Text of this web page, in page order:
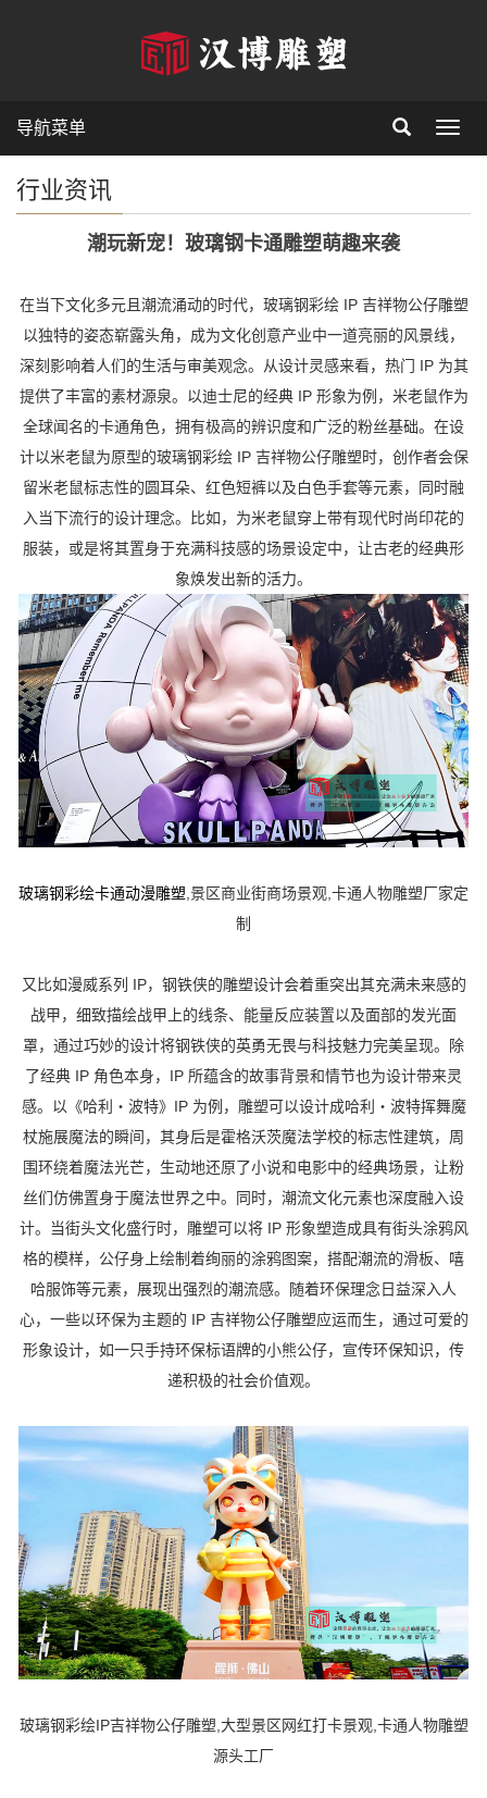
导航菜单
行业资讯
潮玩新宠！玻璃钢卡通雕塑萌趣来袭
在当下文化多元且潮流涌动的时代，玻璃钢彩绘 IP 吉祥物公仔雕塑
以独特的姿态崭露头角，成为文化创意产业中一道亮丽的风景线，
深刻影响着人们的生活与审美观念。从设计灵感来看，热门 IP 为其
提供了丰富的素材源泉。以迪士尼的经典 IP 形象为例，米老鼠作为
全球闻名的卡通角色，拥有极高的辨识度和广泛的粉丝基础。在设
计以米老鼠为原型的玻璃钢彩绘 IP 吉祥物公仔雕塑时，创作者会保
留米老鼠标志性的圆耳朵、红色短裤以及白色手套等元素，同时融
入当下流行的设计理念。比如，为米老鼠穿上带有现代时尚印花的
服装，或是将其置身于充满科技感的场景设定中，让古老的经典形
象焕发出新的活力。
玻璃钢彩绘卡通动漫雕塑 ,景区商业街商场景观,卡通人物雕塑厂家定
制
又比如漫威系列 IP，钢铁侠的雕塑设计会着重突出其充满未来感的
战甲，细致描绘战甲上的线条、能量反应装置以及面部的发光面
罩，通过巧妙的设计将钢铁侠的英勇无畏与科技魅力完美呈现。除
了经典 IP 角色本身，IP 所蕴含的故事背景和情节也为设计带来灵
感。以《哈利・波特》IP 为例，雕塑可以设计成哈利・波特挥舞魔
杖施展魔法的瞬间，其身后是霍格沃茨魔法学校的标志性建筑，周
围环绕着魔法光芒，生动地还原了小说和电影中的经典场景，让粉
丝们仿佛置身于魔法世界之中。同时，潮流文化元素也深度融入设
计。当街头文化盛行时，雕塑可以将 IP 形象塑造成具有街头涂鸦风
格的模样，公仔身上绘制着绚丽的涂鸦图案，搭配潮流的滑板、嘻
哈服饰等元素，展现出强烈的潮流感。随着环保理念日益深入人
心，一些以环保为主题的 IP 吉祥物公仔雕塑应运而生，通过可爱的
形象设计，如一只手持环保标语牌的小熊公仔，宣传环保知识，传
递积极的社会价值观。
玻璃钢彩绘IP吉祥物公仔雕塑,大型景区网红打卡景观,卡通人物雕塑
源头工厂